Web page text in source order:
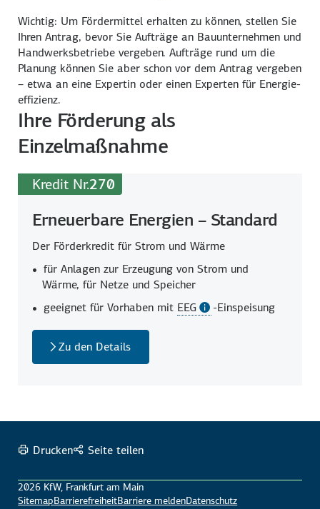
Wichtig: Um Fördermittel erhalten zu können, stellen Sie
Ihren Antrag, bevor Sie Auf­träge an Bau­unter­nehmen und
Hand­werks­betriebe ver­geben. Aufträge rund um die
Planung können Sie aber schon vor dem An­trag ver­geben
– etwa an eine Expertin oder einen Experten für Energie­
effizienz.
Ihre Förderung als
Einzelmaßnahme
Kredit Nr.270
Erneuerbare Energien – Standard
Der Förderkredit für Strom und Wärme
für Anlagen zur Erzeugung von Strom und
Wärme, für Netze und Speicher
geeignet für Vorhaben mit EEG -Einspeisung
Zu den Details
Drucken Seite teilen
2026 KfW, Frankfurt am Main
SitemapBarrierefreiheitBarriere meldenDatenschutz